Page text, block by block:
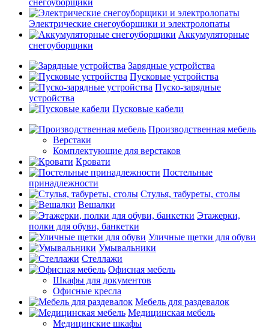
снегоуборщики
Электрические снегоуборщики и электролопаты
Аккумуляторные
снегоуборщики
Зарядные устройства
Пусковые устройства
Пуско-зарядные
устройства
Пусковые кабели
Производственная мебель
Верстаки
Комплектующие для верстаков
Кровати
Постельные
принадлежности
Стулья, табуреты, столы
Вешалки
Этажерки,
полки для обуви, банкетки
Уличные щетки для обуви
Умывальники
Стеллажи
Офисная мебель
Шкафы для документов
Офисные кресла
Мебель для раздевалок
Медицинская мебель
Медицинские шкафы